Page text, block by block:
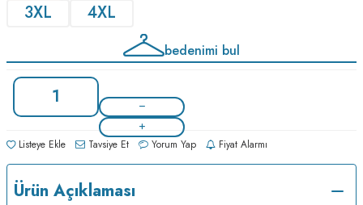
3XL
4XL
bedenimi bul
Listeye Ekle Tavsiye Et Yorum Yap Fiyat Alarmı
Ürün Açıklaması